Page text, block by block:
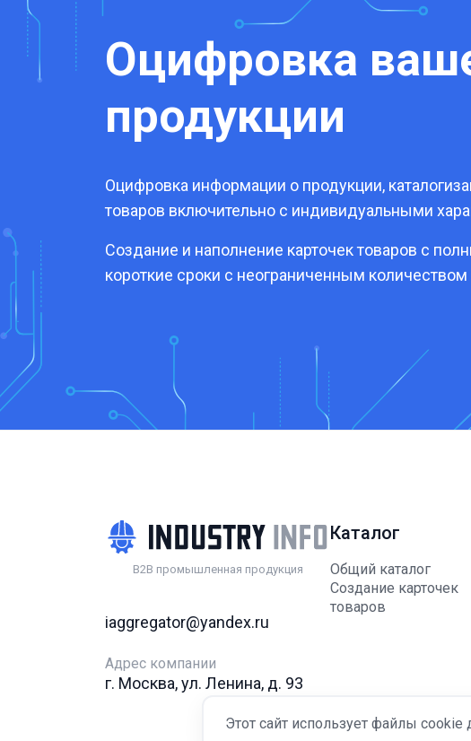
Оцифровка
продукции
Оцифровка информации о продукции,
товаров включительно с индивидуальными
Создание и наполнение карточек товаров с
короткие сроки с неограниченным количеством
B2B промышленная продукция
iaggregator@yandex.ru
Адрес компании
г. Москва, ул. Ленина, д. 93
Каталог
Общий каталог
Создание карточек
товаров
Этот сайт использует файлы